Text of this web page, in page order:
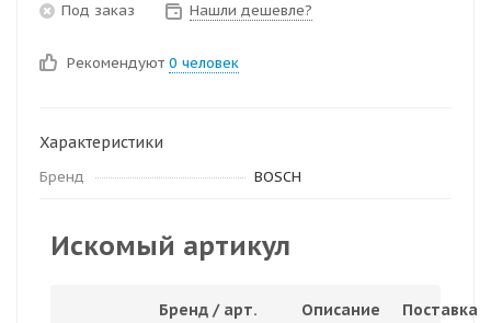
Под заказ Нашли дешевле?
Рекомендуют 0 человек
Характеристики
Бренд BOSCH
Искомый артикул
Бренд / арт. Описание Поставка